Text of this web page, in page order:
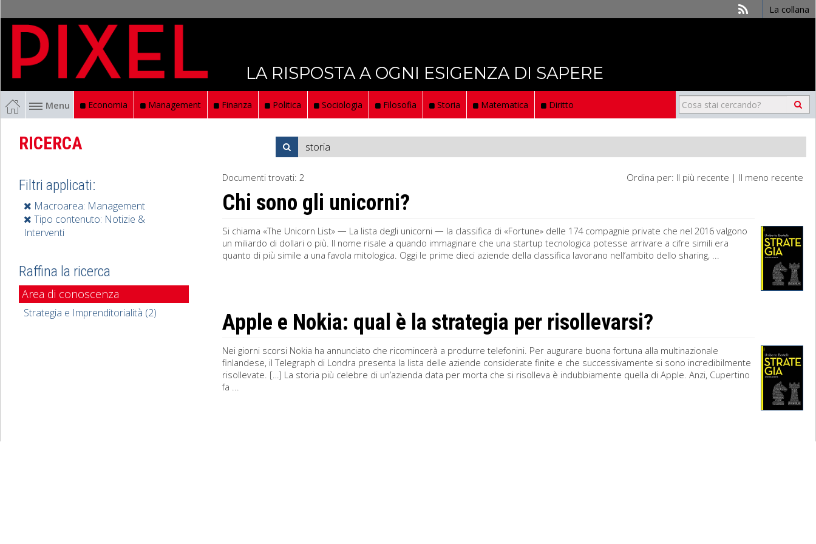
La collana
LA RISPOSTA A OGNI ESIGENZA DI SAPERE
Menu Economia Management Finanza Politica Sociologia Filosofia Storia Matematica Diritto
RICERCA
Ordina per: Il più recente | Il meno recente
Documenti trovati: 2
Chi sono gli unicorni?
Si chiama «The Unicorn List» — La lista degli unicorni — la classifica di «Fortune» delle 174 compagnie private che nel 2016 valgono
un miliardo di dollari o più. Il nome risale a quando immaginare che una startup tecnologica potesse arrivare a cifre simili era
quanto di più simile a una favola mitologica. Oggi le prime dieci aziende della classifica lavorano nell’ambito dello sharing, ...
Apple e Nokia: qual è la strategia per risollevarsi?
Nei giorni scorsi Nokia ha annunciato che ricomincerà a produrre telefonini. Per augurare buona fortuna alla multinazionale
finlandese, il Telegraph di Londra presenta la lista delle aziende considerate finite e che successivamente si sono incredibilmente
risollevate. […] La storia più celebre di un’azienda data per morta che si risolleva è indubbiamente quella di Apple. Anzi, Cupertino
fa ...
Filtri applicati:
Macroarea: Management
Tipo contenuto: Notizie &
Interventi
Raffina la ricerca
Area di conoscenza
Strategia e Imprenditorialità (2)